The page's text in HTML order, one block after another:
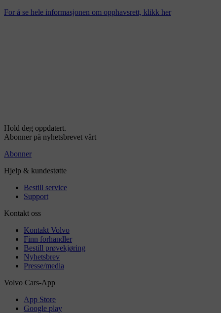
For å se hele informasjonen om opphavsrett, klikk her